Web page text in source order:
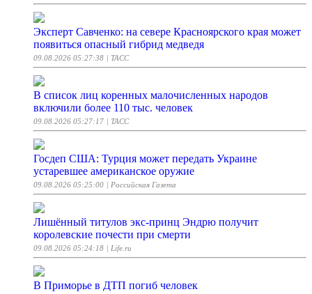
Эксперт Савченко: на севере Красноярского края может
появиться опасный гибрид медведя
09.08.2026 05:27:38 | ТАСС
В список лиц коренных малочисленных народов
включили более 110 тыс. человек
09.08.2026 05:27:17 | ТАСС
Госдеп США: Турция может передать Украине
устаревшее американское оружие
09.08.2026 05:25:00 | Российская Газета
Лишённый титулов экс-принц Эндрю получит
королевские почести при смерти
09.08.2026 05:24:18 | Life.ru
В Приморье в ДТП погиб человек